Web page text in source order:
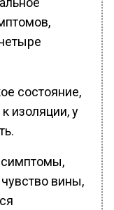
состояние,
изоляции, у
симптомы,
вины,